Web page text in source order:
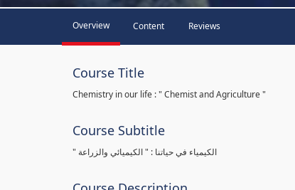
Overview Content Reviews
Course Title
Chemistry in our life : " Chemist and Agriculture "
Course Subtitle
" الكيمياء في حياتنا : " الكيميائي والزراعة